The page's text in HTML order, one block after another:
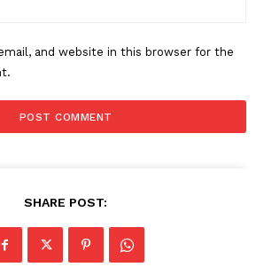
and website in this browser for the
SHARE POST: